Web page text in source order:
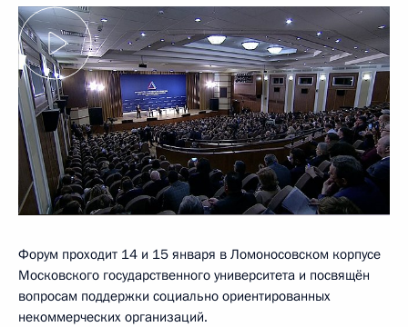
Форум проходит 14 и 15 января в Ломоносовском корпусе
Московского государственного университета и посвящён
вопросам поддержки социально ориентированных
некоммерческих организаций.